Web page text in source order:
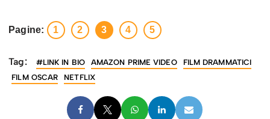
Pagine: 1 2 3 4 5
Tag: #LINK IN BIO AMAZON PRIME VIDEO
FILM DRAMMATICI
FILM OSCAR
NETFLIX